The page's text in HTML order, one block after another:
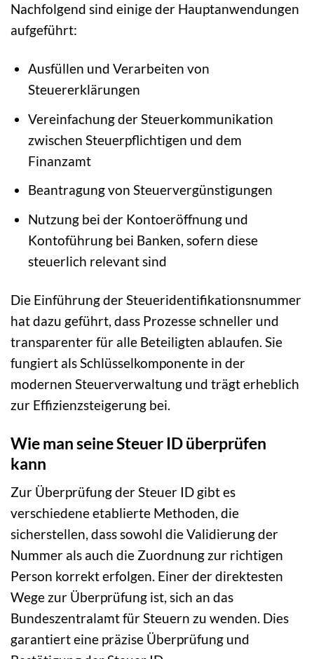
Nachfolgend sind einige der Hauptanwendungen
aufgeführt:
Ausfüllen und Verarbeiten von
Steuererklärungen
Vereinfachung der Steuerkommunikation
zwischen Steuerpflichtigen und dem
Finanzamt
Beantragung von Steuervergünstigungen
Nutzung bei der Kontoeröffnung und
Kontoführung bei Banken, sofern diese
steuerlich relevant sind
Die Einführung der Steueridentifikationsnummer
hat dazu geführt, dass Prozesse schneller und
transparenter für alle Beteiligten ablaufen. Sie
fungiert als Schlüsselkomponente in der
modernen Steuerverwaltung und trägt erheblich
zur Effizienzsteigerung bei.
Wie man seine Steuer ID überprüfen
kann
Zur Überprüfung der Steuer ID gibt es
verschiedene etablierte Methoden, die
sicherstellen, dass sowohl die Validierung der
Nummer als auch die Zuordnung zur richtigen
Person korrekt erfolgen. Einer der direktesten
Wege zur Überprüfung ist, sich an das
Bundeszentralamt für Steuern zu wenden. Dies
garantiert eine präzise Überprüfung und